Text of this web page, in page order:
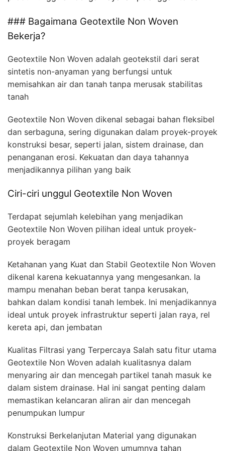
### Bagaimana Geotextile Non Woven
Bekerja?
Geotextile Non Woven adalah geotekstil dari serat
sintetis non-anyaman yang berfungsi untuk
memisahkan air dan tanah tanpa merusak stabilitas
tanah
Geotextile Non Woven dikenal sebagai bahan fleksibel
dan serbaguna, sering digunakan dalam proyek-proyek
konstruksi besar, seperti jalan, sistem drainase, dan
penanganan erosi. Kekuatan dan daya tahannya
menjadikannya pilihan yang baik
Ciri-ciri unggul Geotextile Non Woven
Terdapat sejumlah kelebihan yang menjadikan
Geotextile Non Woven pilihan ideal untuk proyek-
proyek beragam
Ketahanan yang Kuat dan Stabil Geotextile Non Woven
dikenal karena kekuatannya yang mengesankan. Ia
mampu menahan beban berat tanpa kerusakan,
bahkan dalam kondisi tanah lembek. Ini menjadikannya
ideal untuk proyek infrastruktur seperti jalan raya, rel
kereta api, dan jembatan
Kualitas Filtrasi yang Terpercaya Salah satu fitur utama
Geotextile Non Woven adalah kualitasnya dalam
menyaring air dan mencegah partikel tanah masuk ke
dalam sistem drainase. Hal ini sangat penting dalam
memastikan kelancaran aliran air dan mencegah
penumpukan lumpur
Konstruksi Berkelanjutan Material yang digunakan
dalam Geotextile Non Woven umumnya tahan